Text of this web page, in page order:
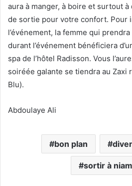
aura à manger, à boire et surtout
de sortie pour votre confort. Pour
l’événement, la femme qui
durant l’événement bénéficiera
spa de l’hôtel Radisson. Vous
soiréée galante se tiendra au Zaxi
Blu).
Abdoulaye Ali
bon plan
sortir à